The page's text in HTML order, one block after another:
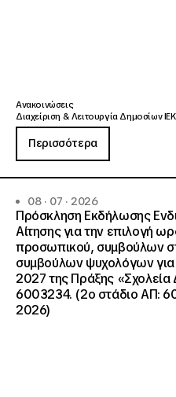
Ανακοινώσεις
Διαχείριση & Λειτουργία Δημοσίων ΙΕΚ
Περισσότερα
08 · 07 · 2026
Πρόσκληση Εκδήλωσης
Αίτησης για την επιλογή
προσωπικού, συμβούλων
συμβούλων ψυχολόγων για
2027 της Πράξης «Σχολεία
6003234. (2ο στάδιο ΑΠ:
2026)